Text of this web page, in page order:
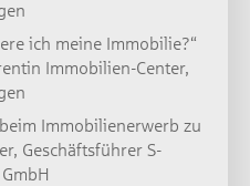
ich meine Immobilie?“
Immobilien-Center,
Immobilienerwerb zu
Geschäftsführer S-